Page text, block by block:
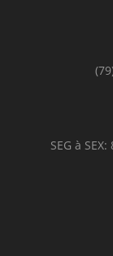
SEG à